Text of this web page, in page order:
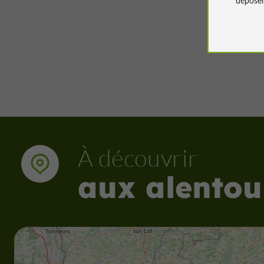
À découvrir
aux